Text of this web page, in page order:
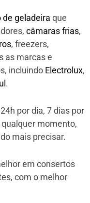
de geladeira que
câmaras frias,
, freezers,
as marcas e
incluindo Electrolux,
.
por dia, 7 dias por
momento,
mais precisar.
em consertos
com o melhor